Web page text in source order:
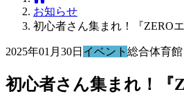
お知らせ
初心者さん集まれ！『ZERO
2025年01月30日 イベント 総合体育館
初心者さん集まれ！